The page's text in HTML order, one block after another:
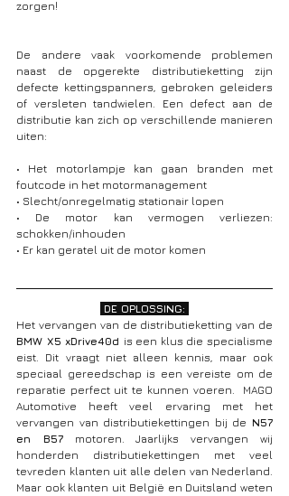
zorgen!
De andere vaak voorkomende problemen
naast de opgerekte distributieketting zijn
defecte kettingspanners, gebroken geleiders
of versleten tandwielen. Een defect aan de
distributie kan zich op verschillende manieren
uiten:
• Het motorlampje kan gaan branden met
foutcode in het motormanagement
• Slecht/onregelmatig stationair lopen
• De motor kan vermogen verliezen:
schokken/inhouden
• Er kan geratel uit de motor komen
DE OPLOSSING:
BMW X5 xDrive40d is een klus die specialisme
eist. Dit vraagt niet alleen kennis, maar ook
speciaal gereedschap is een vereiste om de
reparatie perfect uit te kunnen voeren.  MAGO
Automotive heeft veel ervaring met het
vervangen van distributiekettingen bij de N57
en B57 motoren. Jaarlijks vervangen wij
honderden distributiekettingen met veel
tevreden klanten uit alle delen van Nederland.
Maar ook klanten uit België en Duitsland weten